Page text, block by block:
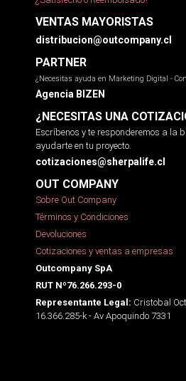
VENTAS MAYORISTAS
distribucion@outcompany.cl
PARTNER
¿Necesitas ayuda en Marketing Digital -
Agencia BIZEN
¿NECESITAS UNA
Escríbenos y te responderemos a la
ayudarte en tu proyecto.
cotizaciones@sherpalife.cl
OUT COMPANY
Sobre Out Company
Términos y Condiciones
Devoluciones
Cotizaciones y ventas a empresas
Outcompany SpA
RUT Nº76.266.293-0
Representante Legal: Cristobal
16.366.285-k - Av Apoquindo 7331